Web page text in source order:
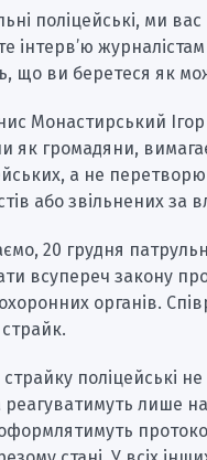
поліцейські, ми
інтерв’ю
що ви беретеся як
Монастирський
як громадяни,
а не
або звільнених
20 грудня
всупереч закону
органів.
страйк.
страйку поліцейські
реагуватимуть лише